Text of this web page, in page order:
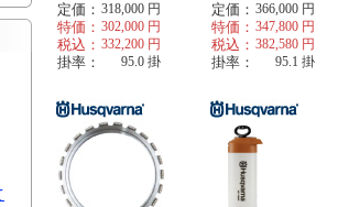
定価： 318,000 円
特価： 302,000 円
税込： 332,200 円
掛率： 95.0 掛
定価： 366,000 円
特価： 347,800 円
税込： 382,580 円
掛率： 95.1 掛